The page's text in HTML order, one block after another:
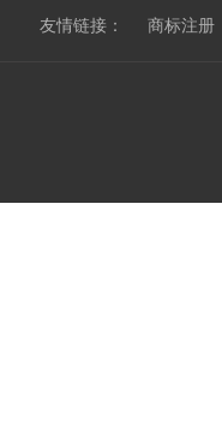
友情链接： 商标注册